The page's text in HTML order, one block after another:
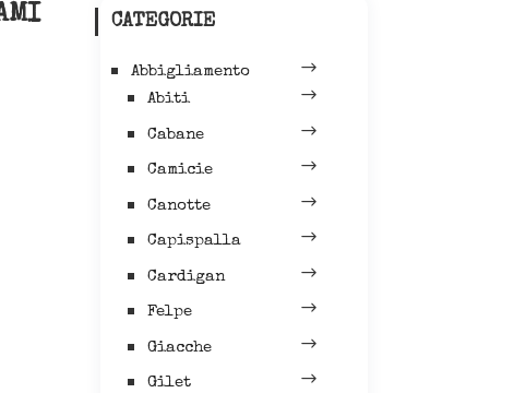
CATEGORIE
Abbigliamento
Abiti
Cabane
Camicie
Canotte
Capispalla
Cardigan
Felpe
Giacche
Gilet